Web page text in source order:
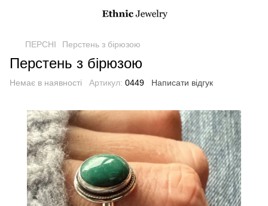
ПЕРСНІ Перстень з бірюзою
Перстень з бірюзою
Немає в наявності Артикул: 0449 Написати відгук